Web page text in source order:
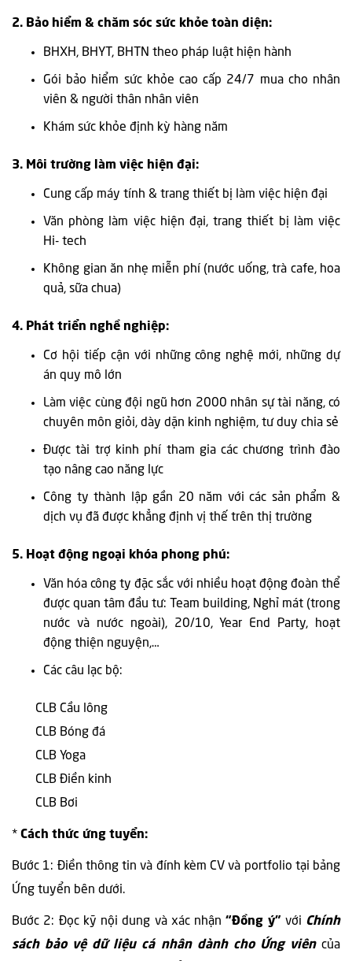
2. Bảo hiểm & chăm sóc sức khỏe toàn diện:
BHXH, BHYT, BHTN theo pháp luật hiện hành
Gói bảo hiểm sức khỏe cao cấp 24/7 mua cho nhân
viên & người thân nhân viên
Khám sức khỏe định kỳ hàng năm
3. Môi trường làm việc hiện đại:
Cung cấp máy tính & trang thiết bị làm việc hiện đại
Văn phòng làm việc hiện đại, trang thiết bị làm việc
Hi- tech
Không gian ăn nhẹ miễn phí (nước uống, trà cafe, hoa
quả, sữa chua)
4. Phát triển nghề nghiệp:
Cơ hội tiếp cận với những công nghệ mới, những dự
án quy mô lớn
Làm việc cùng đội ngũ hơn 2000 nhân sự tài năng, có
chuyên môn giỏi, dày dặn kinh nghiệm, tư duy chia sẻ
Được tài trợ kinh phí tham gia các chương trình đào
tạo nâng cao năng lực
Công ty thành lập gần 20 năm với các sản phẩm &
dịch vụ đã được khẳng định vị thế trên thị trường
5. Hoạt động ngoại khóa phong phú:
Văn hóa công ty đặc sắc với nhiều hoạt động đoàn thể
được quan tâm đầu tư: Team building, Nghỉ mát (trong
nước và nước ngoài), 20/10, Year End Party, hoạt
động thiện nguyện,…
Các câu lạc bộ:
CLB Cầu lông
CLB Bóng đá
CLB Yoga
CLB Điền kinh
CLB Bơi
* Cách thức ứng tuyển:
Bước 1: Điền thông tin và đính kèm CV và portfolio tại bảng
Ứng tuyển bên dưới.
Bước 2: Đọc kỹ nội dung và xác nhận“Đồng ý” với Chính
sách bảo vệ dữ liệu cá nhân dành cho Ứng viên của